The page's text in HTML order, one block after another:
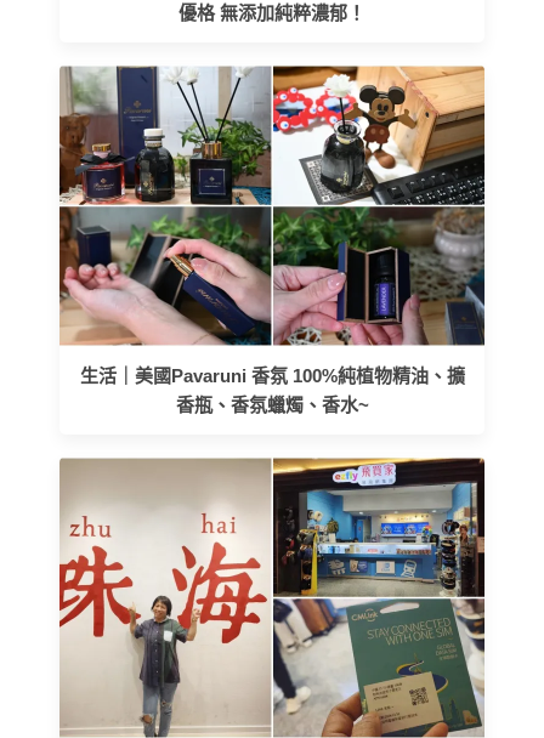
優格 無添加純粹濃郁！
生活｜美國Pavaruni 香氛 100%純植物精油、擴
香瓶、香氛蠟燭、香水~